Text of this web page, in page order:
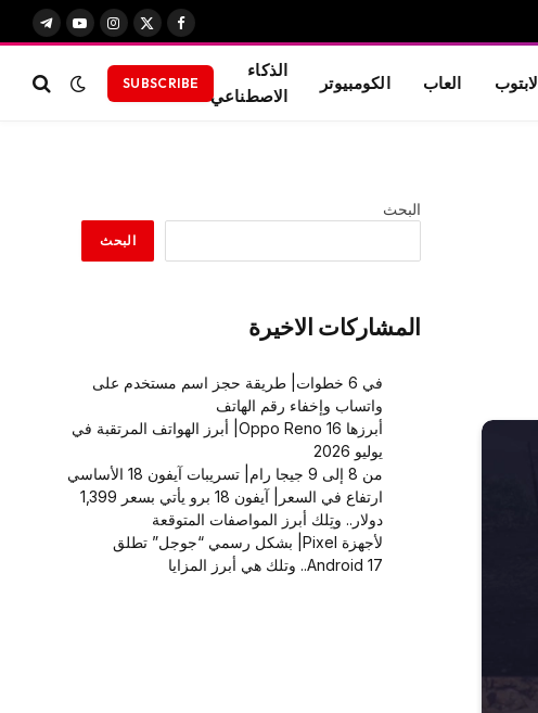
فيسبوك
X
الانستغرام
يوتيوبتيلقرام
لابتوب العاب الكومبيوتر
الذكاء
الاصطناعي
SUBSCRIBE
البحث
البحث
المشاركات الاخيرة
في 6 خطوات| طريقة حجز اسم مستخدم على
واتساب وإخفاء رقم الهاتف
أبرزها Oppo Reno 16| أبرز الهواتف المرتقبة في
يوليو 2026
من 8 إلى 9 جيجا رام| تسريبات آيفون 18 الأساسي
ارتفاع في السعر| آيفون 18 برو يأتي بسعر 1,399
دولار.. وتِلك أبرز المواصفات المتوقعة
لأجهزة Pixel| بشكل رسمي “جوجل” تطلق
Android 17.. وتلك هي أبرز المزايا